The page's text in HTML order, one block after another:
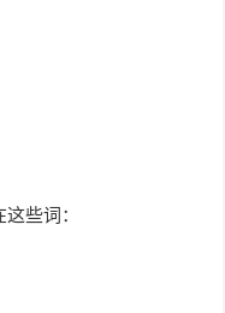
些词：